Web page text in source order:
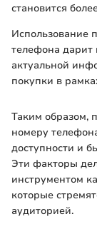
становится
Использование
телефона дарит
актуальной
покупки в
Таким образом,
номеру
доступности и
Эти факторы
инструментом
которые
аудиторией.